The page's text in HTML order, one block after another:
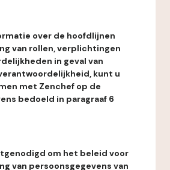
over de hoofdlijnen
van rollen, verplichtingen
in geval van
kunt u
met Zenchef op de
bedoeld in paragraaf 6
om het beleid voor
van persoonsgegevens van